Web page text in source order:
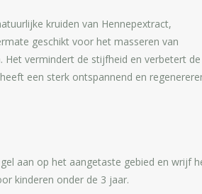
kruiden van Hennepextract,
geschikt voor het masseren van
Het vermindert de stijfheid en verbetert de
een sterk ontspannend en
aan op het aangetaste gebied en wrijf
kinderen onder de 3 jaar.